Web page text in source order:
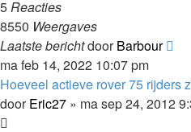
5Reacties
8550 Weergaves
Laatste berichtdoorBarbour
ma feb 14, 2022 10:07 pm
Hoeveel actieve rover 75 rijders
doorEric27 » ma sep 24, 2012